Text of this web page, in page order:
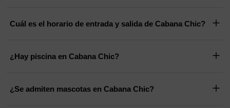
Cuál es el horario de entrada y salida de Cabana Chic?
¿Hay piscina en Cabana Chic?
¿Se admiten mascotas en Cabana Chic?